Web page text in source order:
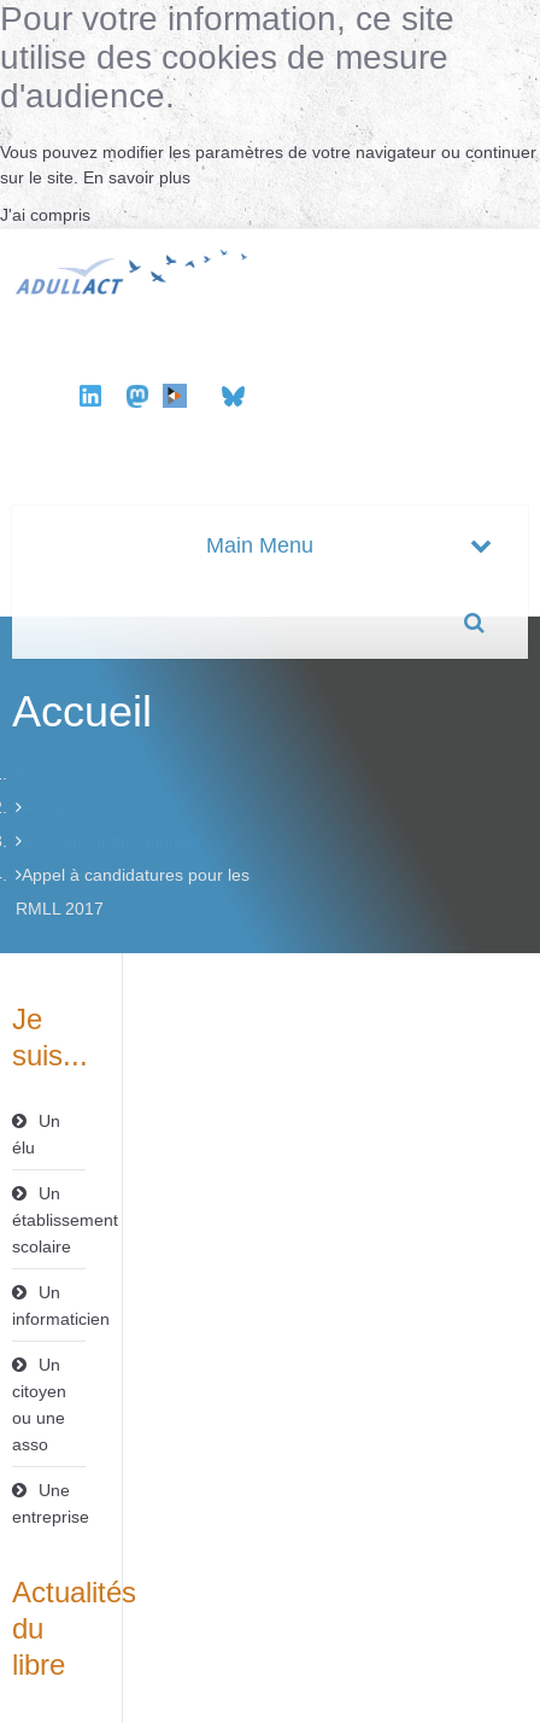
Pour votre information, ce site
utilise des cookies de mesure
d'audience.
Vous pouvez modifier les paramètres de votre navigateur ou continuer
sur le site. En savoir plus
J'ai compris
Accueil
Appel à candidatures pour les
RMLL 2017
Je
suis...
Un
élu
Un
établissement
scolaire
Un
informaticien
Un
citoyen
ou une
asso
Une
entreprise
Actualités
du
libre